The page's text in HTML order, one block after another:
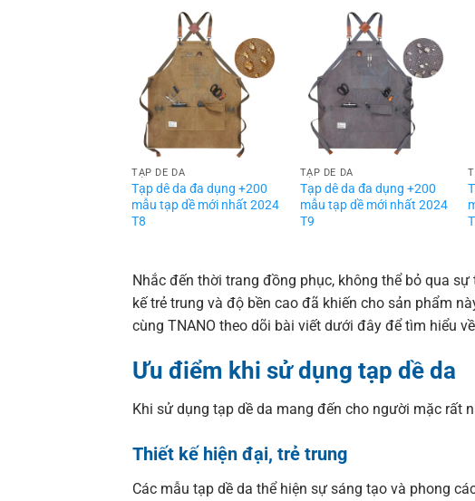
TẠP DỀ DA
Tạp dê da đa dụng +200
mẫu tạp dề mới nhất 2024
T8
TẠP DỀ DA
Tạp dê da đa dụng +200
mẫu tạp dề mới nhất 2024
T9
Nhắc đến thời trang đồng phục, không thể bỏ qua
kế trẻ trung và độ bền cao đã khiến cho sản phẩm
cùng TNANO theo dõi bài viết dưới đây để tìm hiểu
Ưu điểm khi sử dụng tạp dề da
Khi sử dụng tạp dề da mang đến cho người mặc rất
Thiết kế hiện đại, trẻ trung
Các mẫu tạp dề da thể hiện sự sáng tạo và phong